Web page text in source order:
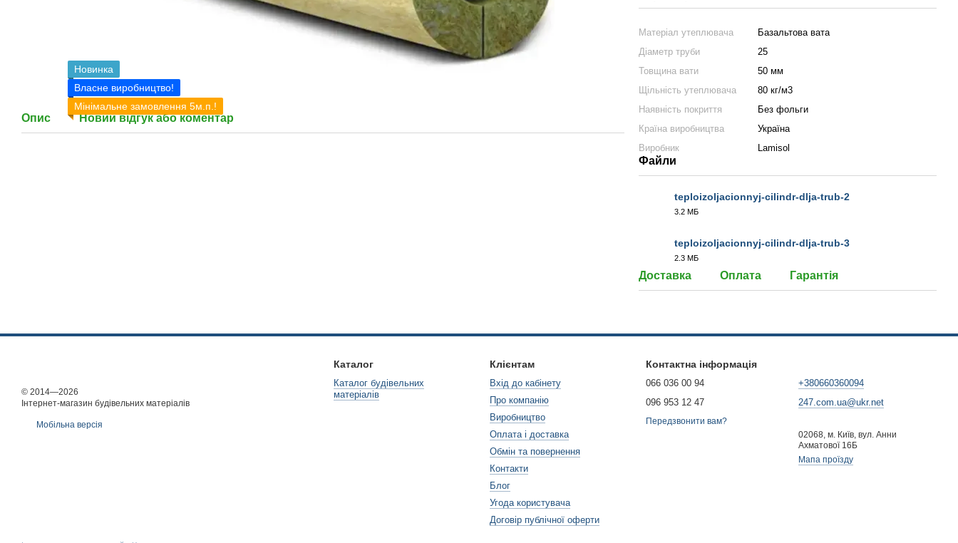
Новинка
Власне виробництво!
Мінімальне замовлення 5м.п.!
Опис Новий відгук або коментар
Матеріал утеплювача
Базальтова вата
Діаметр труби
25
Товщина вати
50 мм
Щільність утеплювача
80 кг/м3
Наявність покриття
Без фольги
Країна виробництва
Україна
Виробник
Lamisol
Файли
teploizoljacionnyj-cilindr-dlja-trub-2
3.2 МБ
teploizoljacionnyj-cilindr-dlja-trub-3
2.3 МБ
Доставка Оплата Гарантія
© 2014—2026
Інтернет-магазин будівельних матеріалів
Мобільна версія
Каталог
Каталог будівельних
матеріалів
Клієнтам
Вхід до кабінету
Про компанію
Виробництво
Оплата і доставка
Обмін та повернення
Контакти
Блог
Угода користувача
Договір публічної оферти
Контактна інформація
066 036 00 94
096 953 12 47
Передзвонити вам?
+380660360094
247.com.ua@ukr.net
02068, м. Київ, вул. Анни
Ахматової 16Б
Мапа проїзду